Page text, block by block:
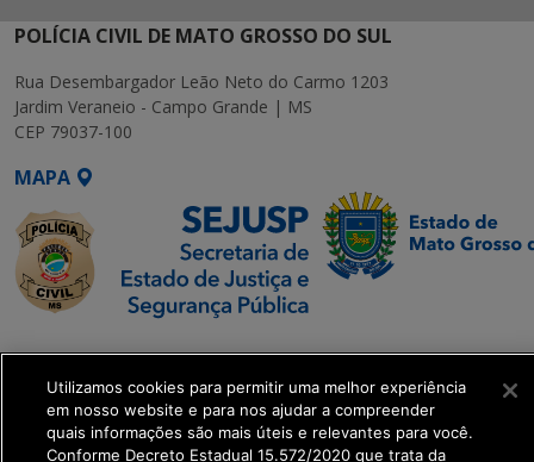
POLÍCIA CIVIL DE MATO GROSSO DO SUL
Rua Desembargador Leão Neto do Carmo 1203
Jardim Veraneio - Campo Grande | MS
CEP 79037-100
MAPA
SETDIG | Secretaria-
Executiva de
Transformação Digital
Utilizamos cookies para permitir uma melhor experiência
em nosso website e para nos ajudar a compreender
quais informações são mais úteis e relevantes para você.
Conforme Decreto Estadual 15.572/2020 que trata da